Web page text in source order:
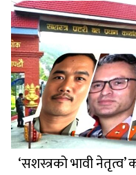
‘सशस्त्रको भावी नेतृत्व’